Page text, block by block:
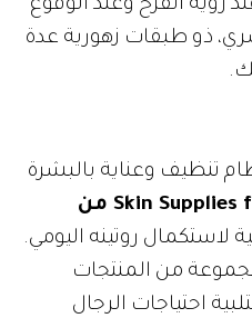
رؤية الفرح وعند الوقوع
ذو طبقات زهورية عدة
تنظيف وعناية بالبشرة
Skin Supplies من
لاستكمال روتينه اليومي.
من المنتجات
احتياجات الرجال